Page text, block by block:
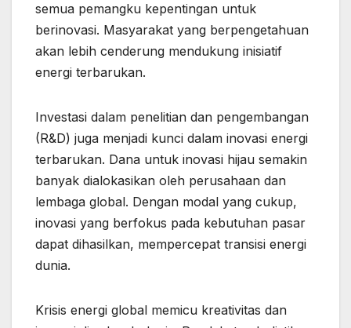
semua pemangku kepentingan untuk
berinovasi. Masyarakat yang berpengetahuan
akan lebih cenderung mendukung inisiatif
energi terbarukan.
Investasi dalam penelitian dan pengembangan
(R&D) juga menjadi kunci dalam inovasi energi
terbarukan. Dana untuk inovasi hijau semakin
banyak dialokasikan oleh perusahaan dan
lembaga global. Dengan modal yang cukup,
inovasi yang berfokus pada kebutuhan pasar
dapat dihasilkan, mempercepat transisi energi
dunia.
Krisis energi global memicu kreativitas dan